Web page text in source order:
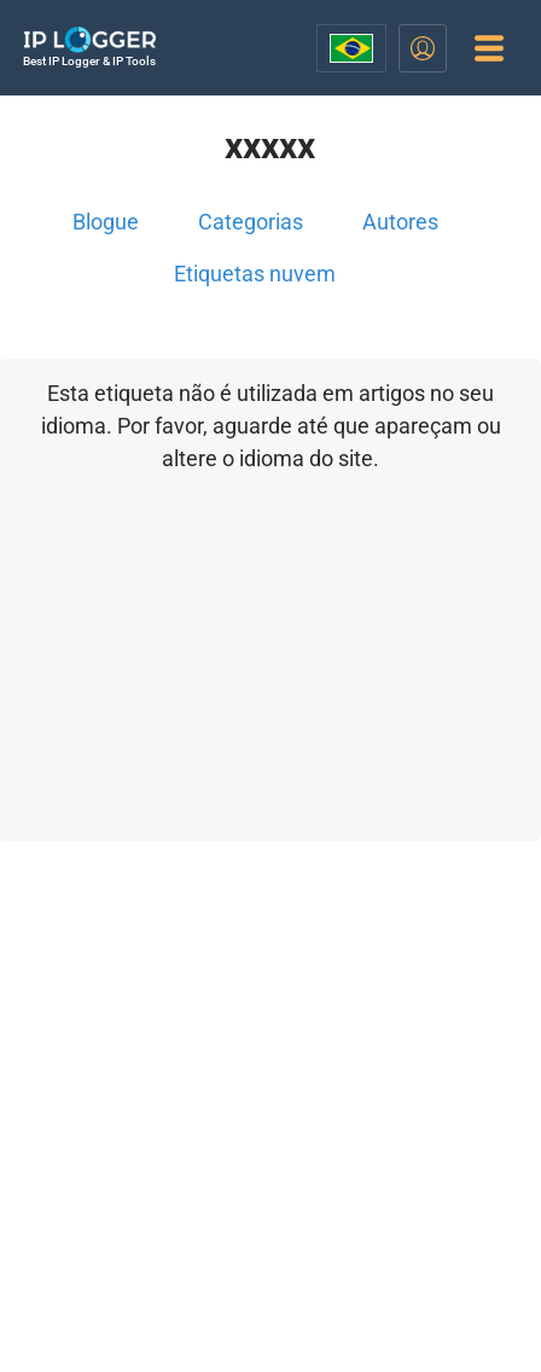
Best IP Logger & IP Tools
xxxxx
Blogue Categorias Autores
Etiquetas nuvem